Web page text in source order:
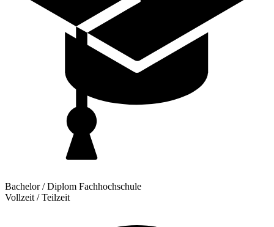
Bachelor / Diplom Fachhochschule
Vollzeit / Teilzeit